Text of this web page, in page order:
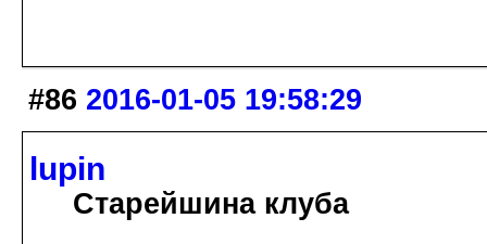
#86 2016-01-05 19:58:29
lupin
Старейшина клуба